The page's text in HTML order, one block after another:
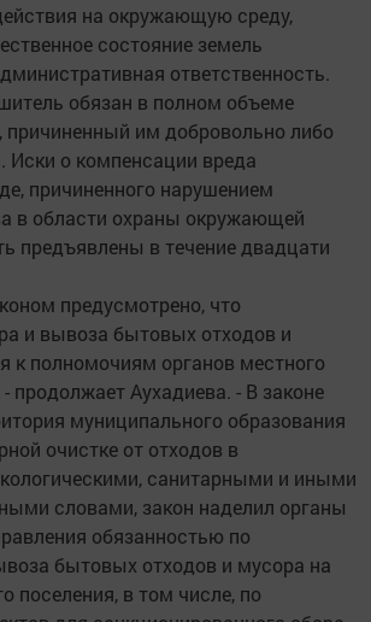
на окружающую среду,
состояние земель
ответственность.
обязан в полном объеме
причиненный им добровольно либо
Иски о компенсации вреда
причиненного нарушением
в области охраны окружающей
предъявлены в течение двадцати
предусмотрено, что
и вывоза бытовых отходов и
к полномочиям органов местного
продолжает Аухадиева. - В законе
муниципального образования
очистке от отходов в
санитарными и иными
словами, закон наделил органы
обязанностью по
бытовых отходов и мусора на
поселения, в том числе, по